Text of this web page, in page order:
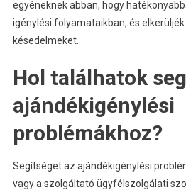
egyéneknek abban, hogy
igénylési folyamataikban, és
késedelmeket.
Hol találhatok
ajándékigénylési
problémákhoz?
Segítséget az ajándékigénylési
vagy a szolgáltató ügyfélszolgálati